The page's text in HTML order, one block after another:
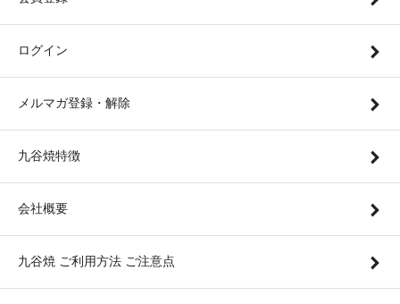
ログイン
メルマガ登録・解除
九谷焼特徴
会社概要
九谷焼 ご利用方法 ご注意点